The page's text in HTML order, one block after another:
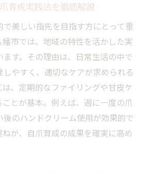
育成実践法を徹底解説
で美しい指先を目指す方にとって重
市では、地域の特性を活かした実
す。その理由は、日常生活の中で
やすく、適切なケアが求められる
、定期的なファイリングや甘皮ケ
とが基本。例えば、週に一度の爪
後のハンドクリーム使用が効果的で
が、自爪育成の成果を確実に高め